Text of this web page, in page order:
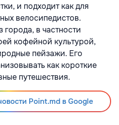
и подходит как для
велосипедистов.
в частности
кофейной культурой,
пейзажи. Его
как короткие
путешествия.
Point.md в Google